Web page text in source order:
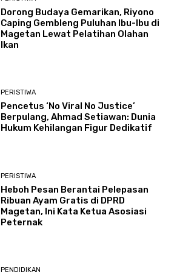
Dorong Budaya Gemarikan, Riyono
Caping Gembleng Puluhan Ibu-Ibu di
Magetan Lewat Pelatihan Olahan
Ikan
PERISTIWA
Pencetus ‘No Viral No Justice’
Berpulang, Ahmad Setiawan: Dunia
Hukum Kehilangan Figur Dedikatif
PERISTIWA
Heboh Pesan Berantai Pelepasan
Ribuan Ayam Gratis di DPRD
Magetan, Ini Kata Ketua Asosiasi
Peternak
PENDIDIKAN